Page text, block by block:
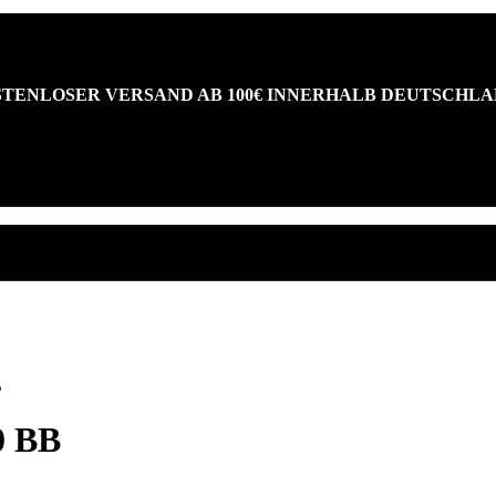
VERSAND AB 100€ INNERHALB
BB